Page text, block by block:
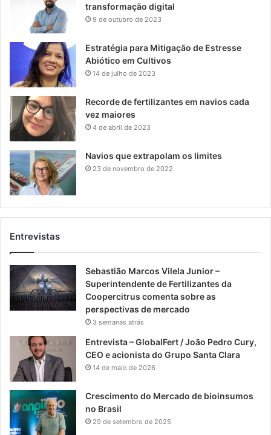
transformação digital
9 de outubro de 2023
Estratégia para Mitigação de Estresse
Abiótico em Cultivos
14 de julho de 2023
Recorde de fertilizantes em navios cada
vez maiores
4 de abril de 2023
Navios que extrapolam os limites
23 de novembro de 2022
Entrevistas
Sebastião Marcos Vilela Junior –
Superintendente de Fertilizantes da
Coopercitrus comenta sobre as
perspectivas de mercado
3 semanas atrás
Entrevista – GlobalFert / João Pedro Cury,
CEO e acionista do Grupo Santa Clara
14 de maio de 2026
Crescimento do Mercado de bioinsumos
no Brasil
29 de setembro de 2025